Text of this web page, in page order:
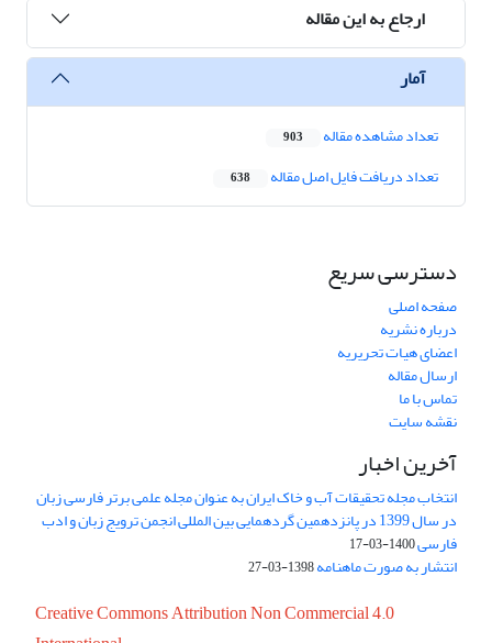
ارجاع به این مقاله
آمار
تعداد مشاهده مقاله 903
تعداد دریافت فایل اصل مقاله 638
دسترسی سریع
صفحه اصلی
درباره نشریه
اعضای هیات تحریریه
ارسال مقاله
تماس با ما
نقشه سایت
آخرین اخبار
انتخاب مجله تحقیقات آب و خاک ایران به عنوان مجله علمی برتر فارسی زبان
در سال 1399 در پانزدهمین گردهمایی بین المللی انجمن ترویج زبان و ادب
فارسی1400-03-17
انتشار به صورت ماهنامه1398-03-27
Creative Commons Attribution Non Commercial 4.0